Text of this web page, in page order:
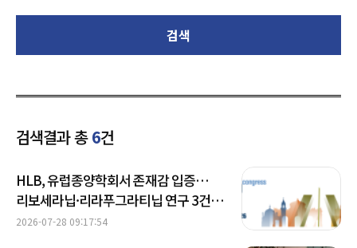
검색
검색결과 총6건
HLB, 유럽종양학회서 존재감 입증…
리보세라닙·리라푸그라티닙 연구 3건
채택
2026-07-28 09:17:54